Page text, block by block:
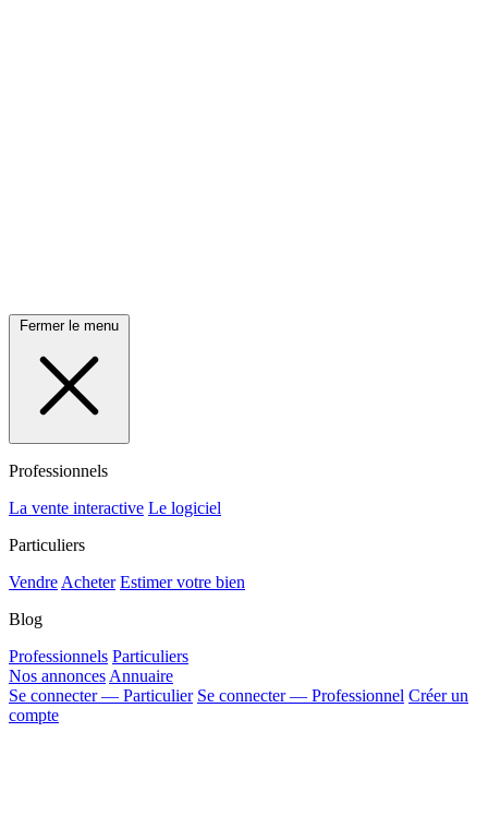
Fermer le menu
Professionnels
La vente interactive Le logiciel
Particuliers
Vendre Acheter Estimer votre bien
Blog
Professionnels Particuliers
Nos annonces Annuaire
Se connecter — Particulier Se connecter — Professionnel Créer un
compte